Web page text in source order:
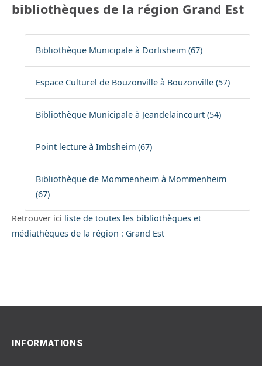
bibliothèques de la région Grand Est
Bibliothèque Municipale à Dorlisheim (67)
Espace Culturel de Bouzonville à Bouzonville (57)
Bibliothèque Municipale à Jeandelaincourt (54)
Point lecture à Imbsheim (67)
Bibliothèque de Mommenheim à Mommenheim
(67)
Retrouver ici liste de toutes les bibliothèques et
médiathèques de la région : Grand Est
INFORMATIONS